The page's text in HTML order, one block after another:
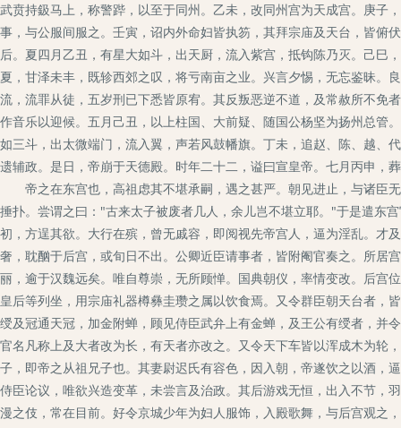
武贲持鈒马上，称警跸，以至于同州。乙未，改同州宫为天成宫。庚子
事，与公服间服之。壬寅，诏内外命妇皆执笏，其拜宗庙及天台，皆俯
后。夏四月乙丑，有星大如斗，出天厨，流入紫宫，抵钩陈乃灭。己
夏，甘泽未丰，既轸西郊之叹，将亏南亩之业。兴言夕惕，无忘鉴昧
流，流罪从徒，五岁刑已下悉皆原宥。其反叛恶逆不道，及常赦所不
作音乐以迎候。五月己丑，以上柱国、大前疑、随国公杨坚为扬州总管
如三斗，出太微端门，流入翼，声若风鼓幡旗。丁未，追赵、陈、越、
遗辅政。是日，帝崩于天德殿。时年二十二，谥曰宣皇帝。七月丙申，
帝之在东宫也，高祖虑其不堪承嗣，遇之甚严。朝见进止，与诸臣
捶扑。尝谓之曰："古来太子被废者几人，余儿岂不堪立耶。"于是遣东
初，方逞其欲。大行在殡，曾无戚容，即阅视先帝宫人，逼为淫乱。才
奢，耽酗于后宫，或旬日不出。公卿近臣请事者，皆附阉官奏之。所居
丽，逾于汉魏远矣。唯自尊崇，无所顾惮。国典朝仪，率情变改。后宫
皇后等列坐，用宗庙礼器樽彝圭瓒之属以饮食焉。又令群臣朝天台者
绶及冠通天冠，加金附蝉，顾见侍臣武弁上有金蝉，及王公有绶者，并
官名凡称上及大者改为长，有天者亦改之。又令天下车皆以浑成木为轮
子，即帝之从祖兄子也。其妻尉迟氏有容色，因入朝，帝遂饮之以酒，
侍臣论议，唯欲兴造变革，未尝言及治政。其后游戏无恒，出入不节，
漫之伎，常在目前。好令京城少年为妇人服饰，入殿歌舞，与后宫观之